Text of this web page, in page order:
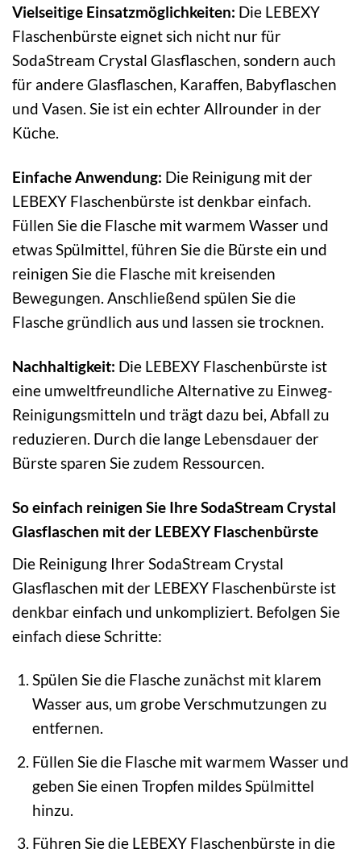
Vielseitige Einsatzmöglichkeiten: Die LEBEXY
Flaschenbürste eignet sich nicht nur für
SodaStream Crystal Glasflaschen, sondern auch
für andere Glasflaschen, Karaffen, Babyflaschen
und Vasen. Sie ist ein echter Allrounder in der
Küche.
Einfache Anwendung: Die Reinigung mit der
LEBEXY Flaschenbürste ist denkbar einfach.
Füllen Sie die Flasche mit warmem Wasser und
etwas Spülmittel, führen Sie die Bürste ein und
reinigen Sie die Flasche mit kreisenden
Bewegungen. Anschließend spülen Sie die
Flasche gründlich aus und lassen sie trocknen.
Nachhaltigkeit: Die LEBEXY Flaschenbürste ist
eine umweltfreundliche Alternative zu Einweg-
Reinigungsmitteln und trägt dazu bei, Abfall zu
reduzieren. Durch die lange Lebensdauer der
Bürste sparen Sie zudem Ressourcen.
So einfach reinigen Sie Ihre SodaStream Crystal
Glasflaschen mit der LEBEXY Flaschenbürste
Die Reinigung Ihrer SodaStream Crystal
Glasflaschen mit der LEBEXY Flaschenbürste ist
denkbar einfach und unkompliziert. Befolgen Sie
einfach diese Schritte:
Spülen Sie die Flasche zunächst mit klarem
Wasser aus, um grobe Verschmutzungen zu
entfernen.
Füllen Sie die Flasche mit warmem Wasser und
geben Sie einen Tropfen mildes Spülmittel
hinzu.
Führen Sie die LEBEXY Flaschenbürste in die